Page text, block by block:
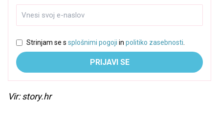
Strinjam se s splošnimi pogoji in politiko zasebnosti
PRIJAVI SE
Vir: story.hr